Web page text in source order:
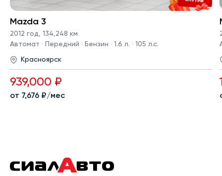
Mazda 3
2012 год, 134,248 км
Автомат · Передний · Бензин · 1.6 л. · 105 л.с.
Красноярск
939,000 ₽
от 7,676 ₽/мес